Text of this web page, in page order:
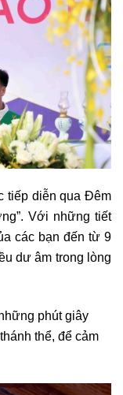
tiếp diễn qua Đêm
Với những tiết
các bạn đến từ 9
dư âm trong lòng
phút giây
thể, để cảm